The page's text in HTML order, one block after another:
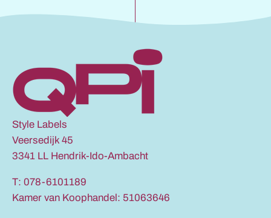
Style Labels
Veersedijk 45
3341 LL Hendrik-Ido-Ambacht
T: 078-6101189
Kamer van Koophandel: 51063646